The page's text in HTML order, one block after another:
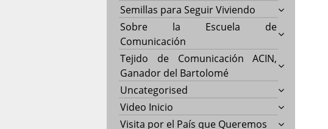
Semillas para Seguir Viviendo
Sobre la Escuela de
Comunicación
Tejido de Comunicación ACIN,
Ganador del Bartolomé
Uncategorised
Video Inicio
Visita por el País que Queremos